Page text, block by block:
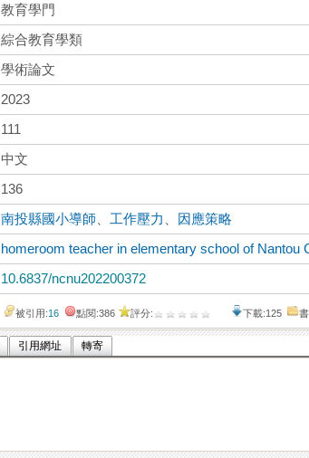
教育學門
綜合教育學類
學術論文
2023
111
中文
136
南投縣國小導師 工作壓力
因應策略
homeroom teacher in elementary school of Nantou
10.6837/ncnu202200372
被引用:16 點閱:386 評分: 下載:125
引用網址 轉寄